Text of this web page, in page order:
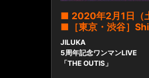
■ 2020年2月1日（
■［東京・渋谷］
JILUKA
5周年記念ワンマンLIVE
「THE OUTIS」